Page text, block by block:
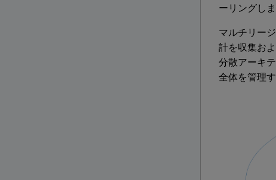
ーリングしま
マルチリー
計を収集お
分散アーキ
全体を管理